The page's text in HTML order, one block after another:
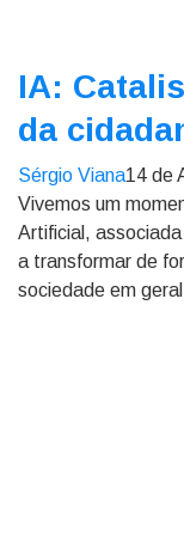
IA:
da
Sérgio Viana14 de
Vivemos um
Artificial,
a transformar de
sociedade em